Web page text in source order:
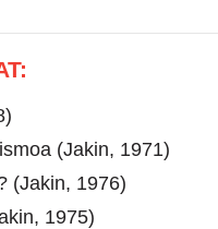
(Jakin, 1971)
(Jakin, 1976)
1975)